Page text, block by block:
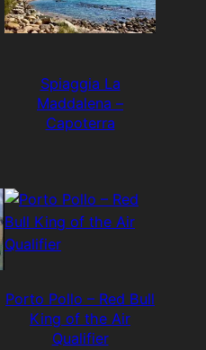
Spiaggia La
Maddalena –
Capoterra
Porto Pollo – Red Bull
King of the Air
Qualifier